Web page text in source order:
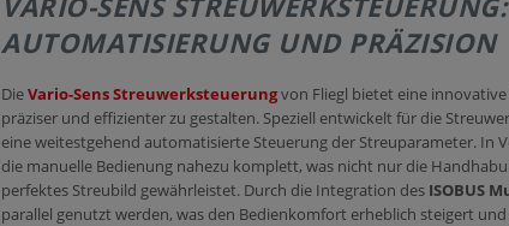
AUTOMATISIERUNG UND PRÄZISION
DieVario-Sens Streuwerksteuerungvon Fliegl bietet eine
präziser und effizienter zu gestalten. Speziell entwickelt für die
eine weitestgehend automatisierte Steuerung der Streuparameter. In
die manuelle Bedienung nahezu komplett, was nicht nur die
perfektes Streubild gewährleistet. Durch die Integration des ISOBUS
parallel genutzt werden, was den Bedienkomfort erheblich steigert